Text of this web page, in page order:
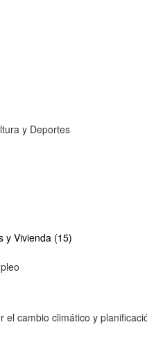
y Deportes
y Vivienda (15)
el cambio climático y